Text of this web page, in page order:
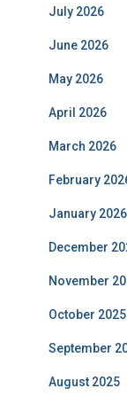
July 2026
June 2026
May 2026
April 2026
March 2026
February
January 2026
December
November
October 2025
September
August 2025